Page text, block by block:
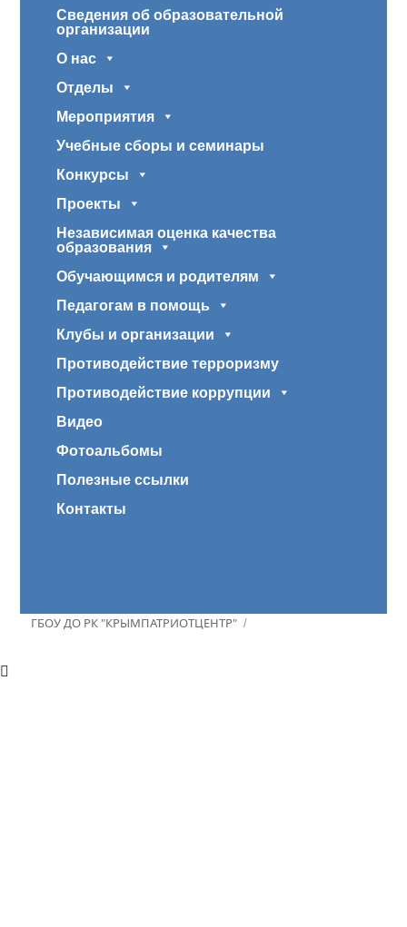
Сведения об образовательной
организации
О нас
Отделы
Мероприятия
Учебные сборы и семинары
Конкурсы
Проекты
Независимая оценка качества
образования
Обучающимся и родителям
Педагогам в помощь
Клубы и организации
Противодействие терроризму
Противодействие коррупции
Видео
Фотоальбомы
Полезные ссылки
Контакты
ГБОУ ДО РК "КРЫМПАТРИОТЦЕНТР"